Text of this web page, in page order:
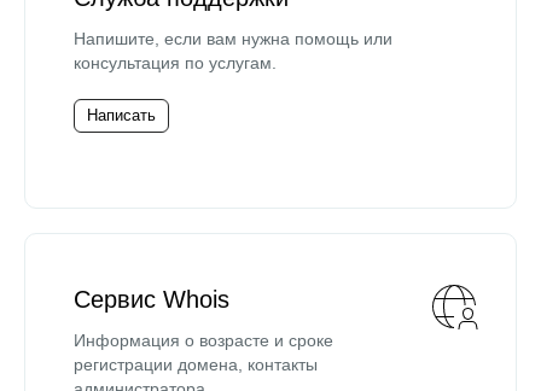
Напишите, если вам нужна помощь или
консультация по услугам.
Написать
Сервис Whois
Информация о возрасте и сроке
регистрации домена, контакты